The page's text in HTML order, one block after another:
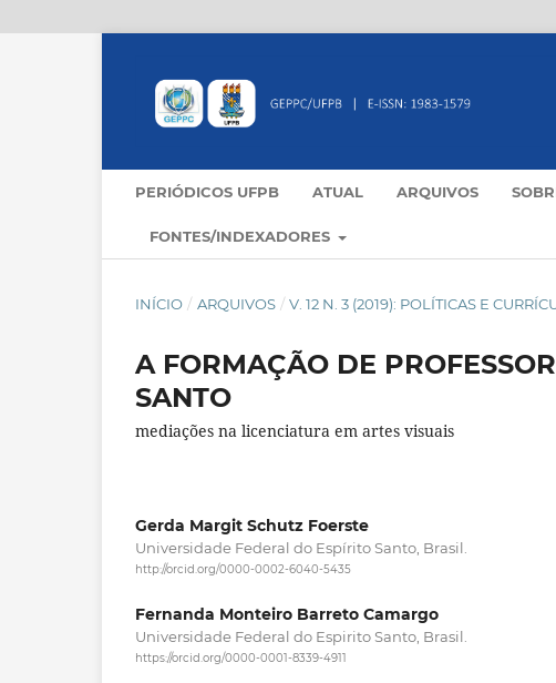
PERIÓDICOS UFPB ATUAL ARQUIVOS
FONTES/INDEXADORES
INÍCIO / ARQUIVOS / V. 12 N. 3 (2019): POLÍTICAS E
A FORMAÇÃO DE
SANTO
mediações na licenciatura em artes visuais
Gerda Margit Schutz Foerste
Universidade Federal do Espírito Santo, Brasil.
http://orcid.org/0000-0002-6040-5435
Fernanda Monteiro Barreto Camargo
Universidade Federal do Espirito Santo, Brasil.
https://orcid.org/0000-0001-8339-4911